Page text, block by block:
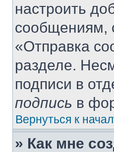
настроить
сообщениям,
«Отправка
разделе.
подписи в
подпись в
Вернуться к
» Как мне